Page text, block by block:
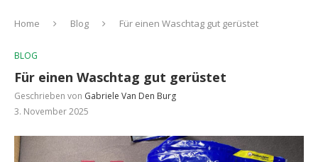
Home Blog Für einen Waschtag gut gerüstet
BLOG
Für einen Waschtag gut gerüstet
Geschrieben von Gabriele Van Den Burg
3. November 2025